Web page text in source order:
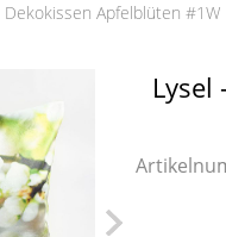
Dekokissen Apfelblüten #1W
Lysel